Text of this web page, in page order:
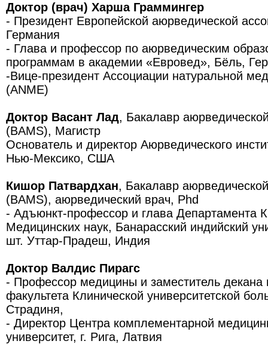
Доктор (врач) Харша Граммингер
- Президент Европейской аюрведической
Германия
- Глава и профессор по аюрведическим
программам в академии «Евровед», Бёль,
-Вице-президент Ассоциации натуральной
(ANME)
Доктор Васант Лад, Бакалавр
(BAMS), Магистр
Основатель и директор Аюрведического
Нью-Мексико, США
Кишор Патвардхан, Бакалавр
(BAMS), аюрведический врач, Phd
- Адъюнкт-профессор и глава Департамента
Медицинских наук, Банарасский индийский
шт. Уттар-Прадеш, Индия
Доктор Валдис Пирагс
- Профессор медицины и заместитель декана
факультета Клинической университетской
Страдиня,
- Директор Центра комплементарной
университет, г. Рига, Латвия